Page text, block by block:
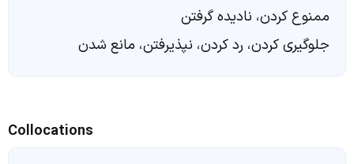
ممنوع کردن، نادیده گرفتن
جلوگیری کردن، رد کردن، نپذیرفتن، مانع شدن
Collocations